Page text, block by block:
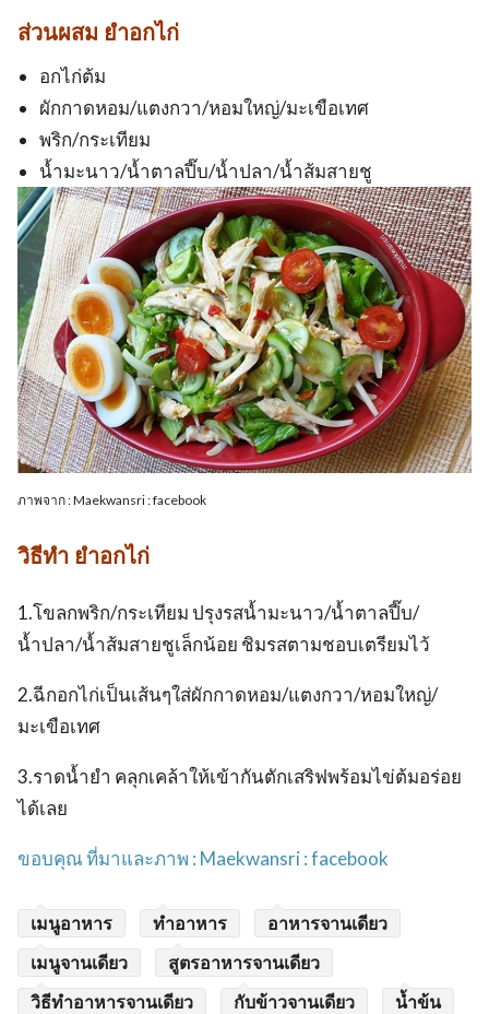
ส่วนผสม ยำอกไก่
อกไก่ต้ม
ผักกาดหอม/แตงกวา/หอมใหญ่/มะเขือเทศ
พริก/กระเทียม
น้ำมะนาว/น้ำตาลปี๊บ/น้ำปลา/น้ำส้มสายชู
ภาพจาก : Maekwansri : facebook
วิธีทำ ยำอกไก่
1.โขลกพริก/กระเทียม ปรุงรสน้ำมะนาว/น้ำตาลปี๊บ/
น้ำปลา/น้ำส้มสายชูเล็กน้อย ชิมรสตามชอบเตรียมไว้
2.ฉีกอกไก่เป็นเส้นๆใส่ผักกาดหอม/แตงกวา/หอมใหญ่/
มะเขือเทศ
3.ราดน้ำยำ คลุกเคล้าให้เข้ากันตักเสริฟพร้อมไข่ต้มอร่อย
ได้เลย
ขอบคุณ ที่มาและภาพ : Maekwansri : facebook
เมนูอาหาร ทำอาหาร
อาหารจานเดียว
เมนูจานเดียว
สูตรอาหารจานเดียว
วิธีทำอาหารจานเดียว
กับข้าวจานเดียว
น้ำข้น